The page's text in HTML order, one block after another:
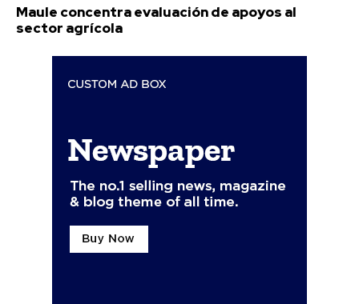
Maule concentra evaluación de apoyos al
sector agrícola